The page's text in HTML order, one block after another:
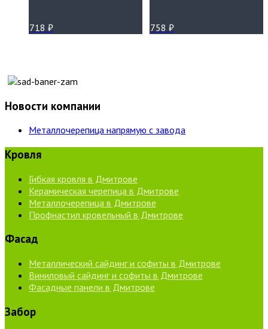
718 ₽ 758 ₽
Новости компании
Металлочерепица напрямую с завода
Кровля
Гибкая кровля в Дмитрове
Керамическая черепица в Дмитрове
Металлочерепица в Дмитрове
Профнастил кровельный в Дмитрове
Фасад
Металлический сайдинг и софиты в Дмитрове
Виниловый сайдинг и софиты в Дмитрове
Фасадные панели в Дмитрове
Забор